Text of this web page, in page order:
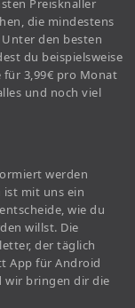
Preisknaller
die mindestens
den besten
du beispielsweise
3,99€ pro Monat
und noch viel
werden
ist mit uns ein
wie du
willst. Die
der täglich
App für Android
wir bringen dir die